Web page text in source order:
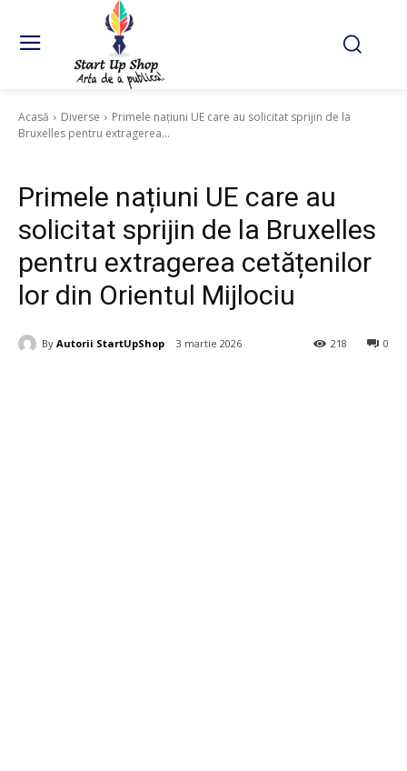
Acasă Diverse
Primele națiuni UE care au solicitat sprijin de la
Bruxelles pentru extragerea...
Primele națiuni UE care au
solicitat sprijin de la Bruxelles
pentru extragerea cetățenilor
lor din Orientul Mijlociu
By Autorii StartUpShop 3 martie 2026 0
218